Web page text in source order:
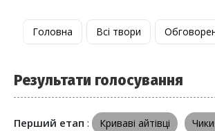
Головна Всі твори
Результати голосування
Перший етап : Криваві айтівці